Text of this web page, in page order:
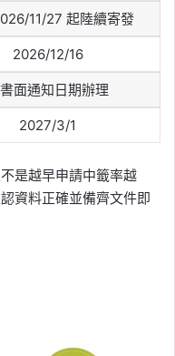
園社宅「中路四
租中！地址、房
金、申請資格、時
式一次看
宅完工時間, 桃園社宅懶人包
住宅, 社會住宅抽籤, 社會住
會住宅申請資格, 社會住宅進
計 2029 完工，
綠線、體育園區
11/27 起陸續寄發
2026/12/16
面通知日期辦理
2027/3/1
是越早申請中籤率越
資料正確並備齊文件即